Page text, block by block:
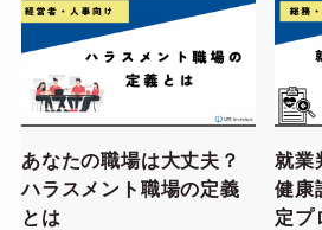
あなたの職場は大丈夫？
ハラスメント職場の定義
とは
就業
健康
定プ